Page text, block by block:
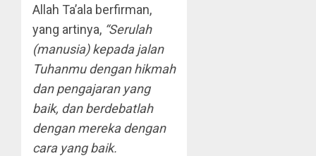
Allah Ta’ala berfirman,
yang artinya, “Serulah
(manusia) kepada jalan
Tuhanmu dengan hikmah
dan pengajaran yang
baik, dan berdebatlah
dengan mereka dengan
cara yang baik.